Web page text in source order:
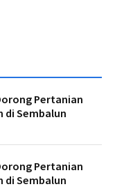
Pertanian
di Sembalun
Pertanian
di Sembalun